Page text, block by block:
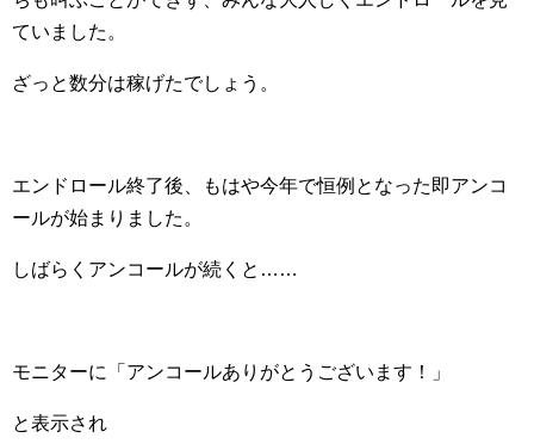
ていました。
ざっと数分は稼げたでしょう。
エンドロール終了後、もはや今年で恒例となった即アンコ
ールが始まりました。
しばらくアンコールが続くと……
モニターに「アンコールありがとうございます！」
と表示され